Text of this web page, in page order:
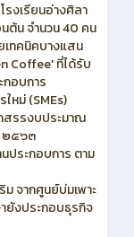
รงเรียนอ่างศิลา
ต้น จำนวน 40 คน
เทคนิคบางแสน
Coffee' ที่ได้รับ
อบการ
หม่ (SMEs)
สรรงบประมาณ
๒๕๖๓
ประกอบการ ตาม
จากศูนย์บ่มเพาะ
ยังประกอบธุรกิจ